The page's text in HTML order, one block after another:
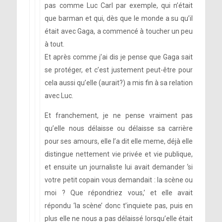
pas comme Luc Carl par exemple, qui n’était
que barman et qui, dès que le monde a su qu’il
était avec Gaga, a commencé à toucher un peu
à tout.
Et après comme j’ai dis je pense que Gaga sait
se protéger, et c’est justement peut-être pour
cela aussi qu’elle (aurait?) a mis fin à sa relation
avec Luc.
Et franchement, je ne pense vraiment pas
qu’elle nous délaisse ou délaisse sa carrière
pour ses amours, elle l’a dit elle meme, déjà elle
distingue nettement vie privée et vie publique,
et ensuite un journaliste lui avait demander ‘si
votre petit copain vous demandait : la scène ou
moi ? Que répondriez vous,’ et elle avait
répondu ‘la scène’ donc t’inquiete pas, puis en
plus elle ne nous a pas délaissé lorsqu’elle était